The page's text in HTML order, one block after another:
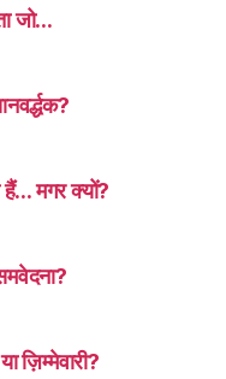
जो…
हैं… मगर क्यों?
ज़िम्मेवारी?